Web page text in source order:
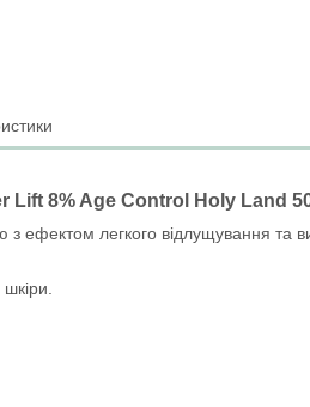
Lift 8% Age Control Holy Land
з ефектом легкого відлущування